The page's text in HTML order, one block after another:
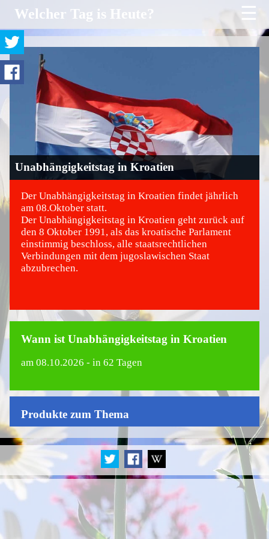
Welcher Tag is Heute? ☰
Unabhängigkeitstag in Kroatien
©
Der Unabhängigkeitstag in Kroatien findet jährlich
am 08.Oktober statt.
Der Unabhängigkeitstag in Kroatien geht zurück auf
den 8 Oktober 1991, als das kroatische Parlament
einstimmig beschloss, alle staatsrechtlichen
Verbindungen mit dem jugoslawischen Staat
abzubrechen.
Wann ist Unabhängigkeitstag in Kroatien
am 08.10.2026 - in 62 Tagen
Produkte zum Thema